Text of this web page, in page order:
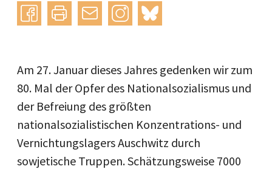
Instagram
bluesky
Am 27. Januar dieses Jahres gedenken wir zum
80. Mal der Opfer des Nationalsozialismus und
der Befreiung des größten
nationalsozialistischen Konzentrations- und
Vernichtungslagers Auschwitz durch
sowjetische Truppen. Schätzungsweise 7000